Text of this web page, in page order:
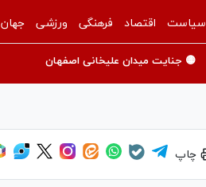
سیاست اقتصاد فرهنگی ورزشی جهان
🟡 جنایت میدان علیخانی اصفهان
چاپ